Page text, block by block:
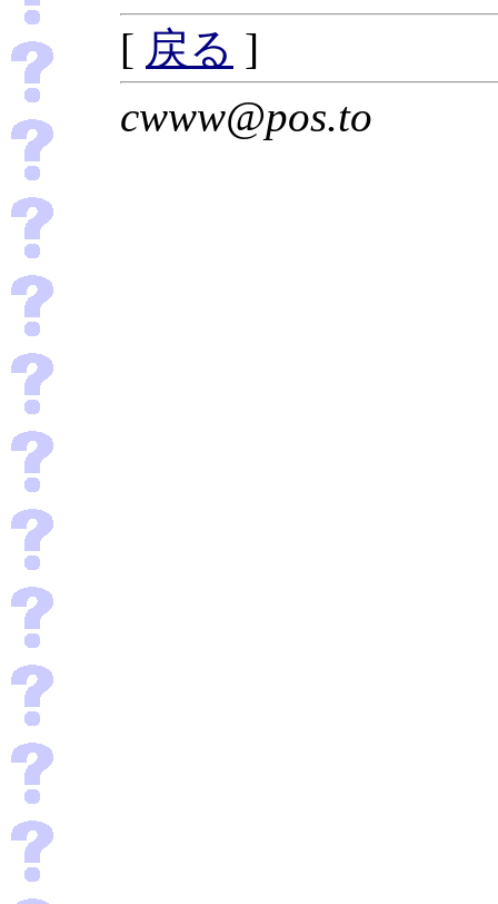
[ 戻る ]
cwww@pos.to